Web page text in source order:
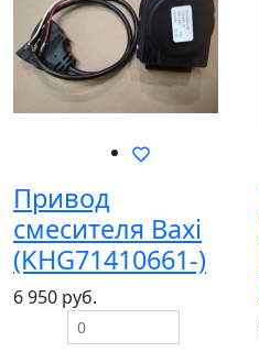
Привод
смесителя Baxi
(KHG71410661-)
6 950 руб.